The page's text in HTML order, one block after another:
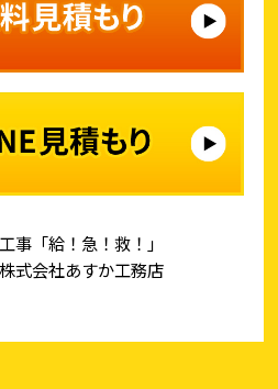
事「給！急！救！」
式会社あすか工務店